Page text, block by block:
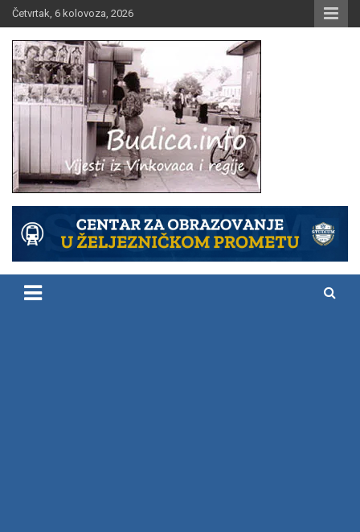
Skip
to
content
Četvrtak, 6 kolovoza, 2026
Budica.info